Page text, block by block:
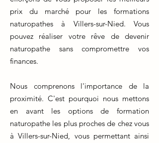
prix du marché pour les formations
naturopathes à Villers-sur-Nied. Vous
pouvez réaliser votre rêve de devenir
naturopathe sans compromettre vos
finances.
Nous comprenons l'importance de la
proximité. C'est pourquoi nous mettons
en avant les options de formation
naturopathe les plus proches de chez vous
à Villers-sur-Nied, vous permettant ainsi